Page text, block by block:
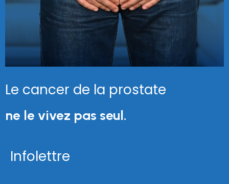
Le cancer de la prostate
ne le vivez pas seul.
Infolettre